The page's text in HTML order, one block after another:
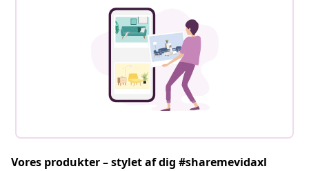
Vores produkter – stylet af dig #sharemevidaxl